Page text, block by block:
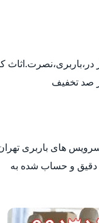
های باربری
دقیق و حساب شده به